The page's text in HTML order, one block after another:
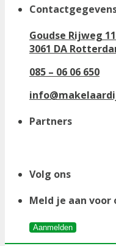
Goudse Rijweg
3061 DA
085 – 06 06 650
Partners
Volg ons
Meld je aan
Aanmelden